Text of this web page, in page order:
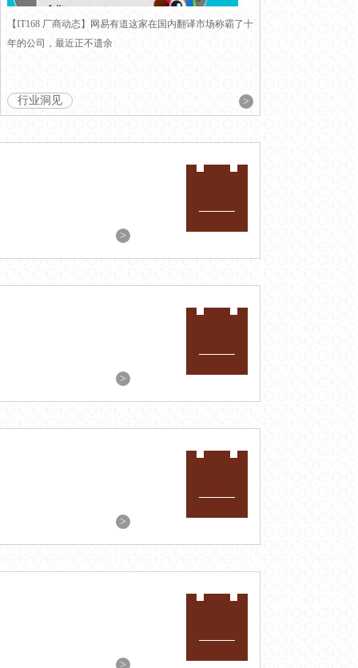
【IT168 厂商动态】网易有道这家在国内翻译市场称霸了十
年的公司，最近正不遗余
行业洞见 >
>
>
>
>